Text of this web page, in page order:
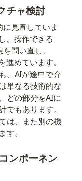
チャ検討
見直していま
、操作できる
問い直し、
進めています。
、AIが途中で介
単なる技術的な
どの部分をAIに
でもあります。
は、また別の機
す。
ンポーネン